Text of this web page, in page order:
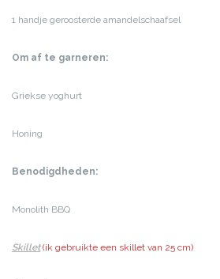
1 handje geroosterde amandelschaafsel
Om af te garneren:
Griekse yoghurt
Honing
Benodigdheden:
Monolith BBQ
Skillet(ik gebruikte een skillet van 25 cm)